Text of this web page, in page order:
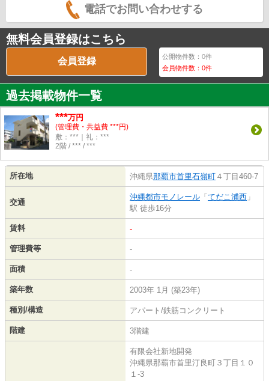
電話でお問い合わせする
無料会員登録はこちら
会員登録 公開物件数：0件
会員物件数：0件
過去掲載物件一覧
***万円
(管理費・共益費 ***円)
敷：***｜礼：***
2階 / *** / ***
所在地 沖縄県那覇市首里石嶺町 ４丁目460-7
交通
沖縄都市モノレール 「 てだこ浦西 」
駅 徒歩16分
賃料 -
管理費等 -
面積 -
築年数 2003年 1月 (築23年)
種別/構造 アパート/鉄筋コンクリート
階建 3階建
有限会社新地開発
沖縄県那覇市首里汀良町３丁目１０
１-3